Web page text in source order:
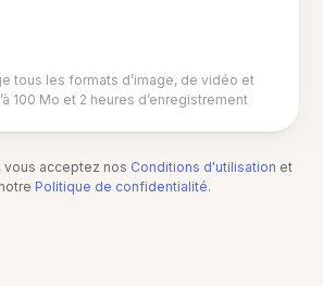
tous les formats d’image, de vidéo et
100 Mo et 2 heures d’enregistrement
vous acceptez nos Conditions d'utilisation et
Politique de confidentialité.